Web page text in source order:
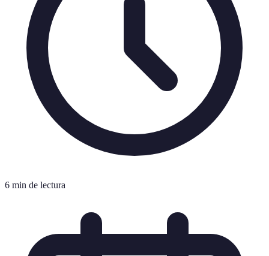
6 min de lectura